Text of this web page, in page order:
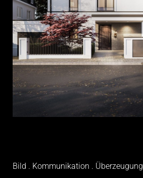
Bild . Kommunikation . Überzeugung